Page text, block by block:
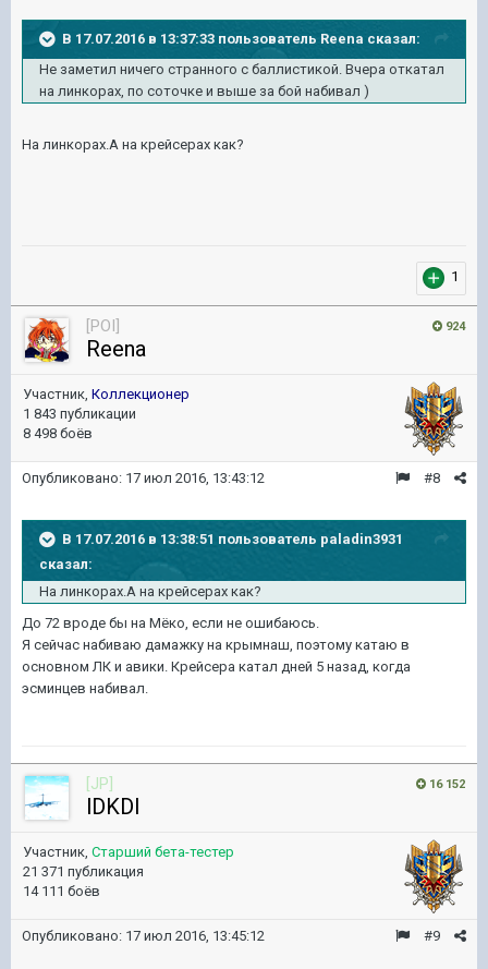
В 17.07.2016 в 13:37:33 пользователь Reena сказал:
Не заметил ничего странного с баллистикой. Вчера откатал
на линкорах, по соточке и выше за бой набивал )
На линкорах.А на крейсерах как?
1
924
[POI]
Reena
Участник, Коллекционер
1 843 публикации
8 498 боёв
#8
Опубликовано: 17 июл 2016, 13:43:12
В 17.07.2016 в 13:38:51 пользователь paladin3931
сказал:
На линкорах.А на крейсерах как?
До 72 вроде бы на Мёко, если не ошибаюсь.
Я сейчас набиваю дамажку на крымнаш, поэтому катаю в
основном ЛК и авики. Крейсера катал дней 5 назад, когда
эсминцев набивал.
16 152
[JP]
lDKDl
Участник, Старший бета-тестер
21 371 публикация
14 111 боёв
#9
Опубликовано: 17 июл 2016, 13:45:12